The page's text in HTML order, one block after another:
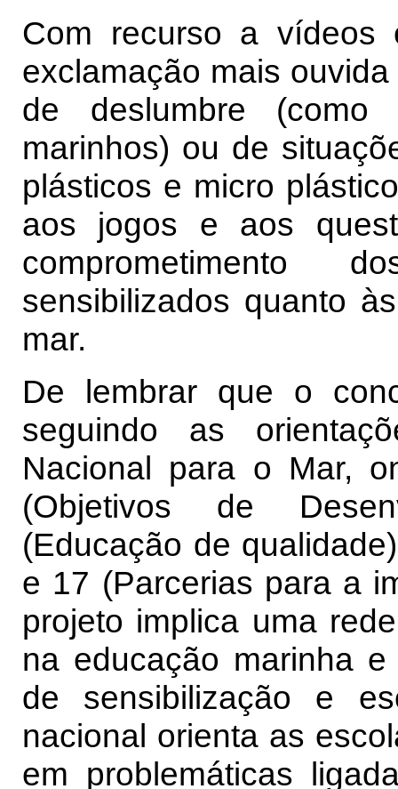
Com recurso a
exclamação mais
de deslumbre
marinhos) ou de
plásticos e micro
aos jogos e aos
comprometimento
sensibilizados quanto
mar.
De lembrar que o
seguindo as
Nacional para o Mar,
(Objetivos de
(Educação de
e 17 (Parcerias para a
projeto implica uma
na educação marinha
de sensibilização e
nacional orienta as
em problemáticas